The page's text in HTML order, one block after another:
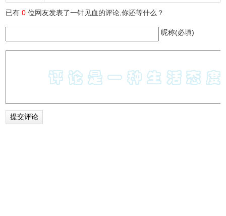
已有0 位网友发表了一针见血的评论,你还等什么？
昵称(必填)